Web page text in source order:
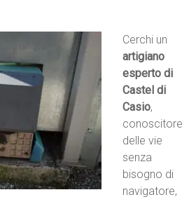
Cerchi un
artigiano
esperto di
Castel di
Casio,
conoscitore
delle vie
senza
bisogno di
navigatore,